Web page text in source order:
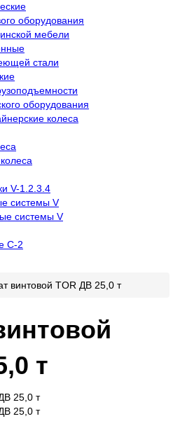
оборудования
мебели
стали
оборудования
колеса
V-1.2.3.4
системы V
системы V
С-2
винтовой TOR ДВ 25,0 т
т